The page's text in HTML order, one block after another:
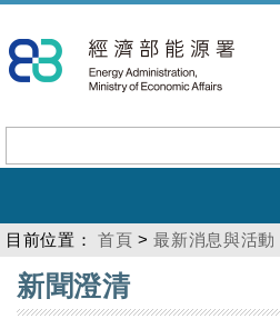
到
主
內
容
目前位置： 首頁 >最新消息與活動
:::
新聞澄清